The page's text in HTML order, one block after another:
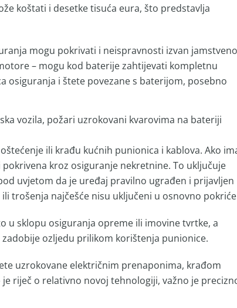
koštati i desetke tisuća eura, što predstavlja
mogu pokrivati i neispravnosti izvan
– mogu kod baterije zahtijevati kompletnu
osiguranja i štete povezane s baterijom, posebno
vozila, požari uzrokovani kvarovima na bateriji
ili krađu kućnih punionica i kablova. Ako
kroz osiguranje nekretnine. To uključuje
uvjetom da je uređaj pravilno ugrađen i prijavljen
trošenja najčešće nisu uključeni u osnovno
u sklopu osiguranja opreme ili imovine tvrtke, a
ozljedu prilikom korištenja punionice.
uzrokovane električnim prenaponima, krađom
riječ o relativno novoj tehnologiji, važno je